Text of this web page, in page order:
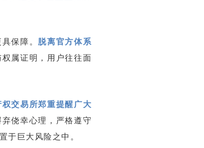
保障。 脱离官方体系
属证明，用户往往面
交易所郑重提醒广大
侥幸心理，严格遵守
于巨大风险之中。